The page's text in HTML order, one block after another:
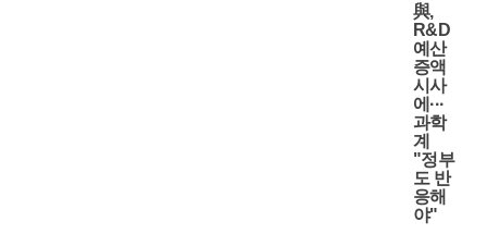
與,
R&D
예산
증액
시사
에···
과학
계
"정부
도 반
응해
야"